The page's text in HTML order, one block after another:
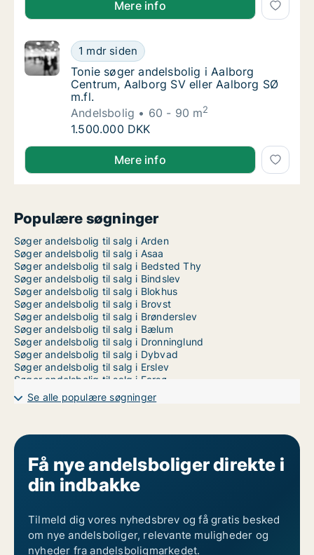
Mere info
Tonie søger andelsbolig i Aalborg
1 mdr siden
Tonie søger andelsbolig i Aalborg
Tonie søger andelsbolig i Aalborg
Centrum, Aalborg SV eller Aalborg SØ
m.fl.
Andelsbolig
60 - 90 m2
Tonie søger andelsbolig i Aalborg
1.500.000 DKK
Tonie søger andelsbolig i Aalborg Centrum, Aalborg
Mere info
Populære søgninger
Søger andelsbolig til salg i Arden
Søger andelsbolig til salg i Asaa
Søger andelsbolig til salg i Bedsted Thy
Søger andelsbolig til salg i Bindslev
Søger andelsbolig til salg i Blokhus
Søger andelsbolig til salg i Brovst
Søger andelsbolig til salg i Brønderslev
Søger andelsbolig til salg i Bælum
Søger andelsbolig til salg i Dronninglund
Søger andelsbolig til salg i Dybvad
Søger andelsbolig til salg i Erslev
Søger andelsbolig til salg i Farsø
Søger andelsbolig til salg i Fjerritslev
Søger andelsbolig til salg i Frederikshavn
Søger andelsbolig til salg i Gandrup
Søger andelsbolig til salg i Gedsted
Søger andelsbolig til salg i Gistrup
Søger andelsbolig til salg i Hadsund
Søger andelsbolig til salg i Hals
Søger andelsbolig til salg i Havndal
Søger andelsbolig til salg i Hirtshals
Søger andelsbolig til salg i Hjallerup
Se alle populære søgninger
Få nye andelsboliger direkte i
din indbakke
Tilmeld dig vores nyhedsbrev og få gratis besked
om nye andelsboliger, relevante muligheder og
nyheder fra andelsboligmarkedet.